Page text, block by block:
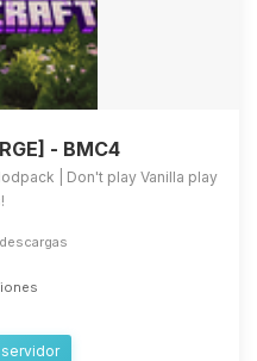
- BMC4
| Don't play Vanilla play